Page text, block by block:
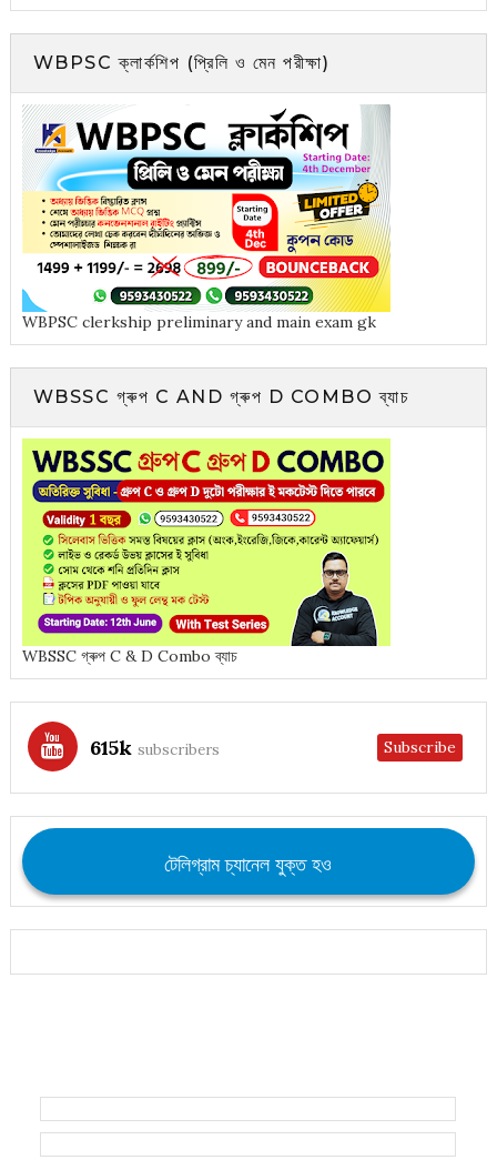
WBPSC ক্লার্কশিপ (প্রিলি ও মেন পরীক্ষা)
WBPSC clerkship preliminary and main exam gk
WBSSC গ্ৰুপ C AND গ্ৰুপ D COMBO ব্যাচ
WBSSC গ্ৰুপ C & D Combo ব্যাচ
615k subscribers Subscribe
টেলিগ্রাম চ্যানেল যুক্ত হও